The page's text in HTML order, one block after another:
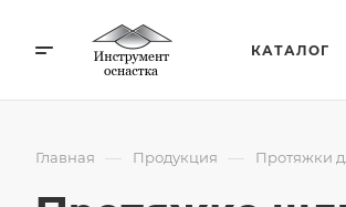
КАТАЛОГ
Главная — Продукция — Протяжки